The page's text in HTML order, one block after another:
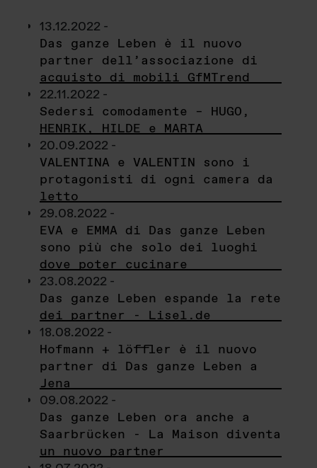
13.12.2022 -
Das ganze Leben è il nuovo
partner dell’associazione di
acquisto di mobili GfMTrend
22.11.2022 -
Sedersi comodamente – HUGO,
HENRIK, HILDE e MARTA
20.09.2022 -
VALENTINA e VALENTIN sono i
protagonisti di ogni camera da
letto
29.08.2022 -
EVA e EMMA di Das ganze Leben
sono più che solo dei luoghi
dove poter cucinare
23.08.2022 -
Das ganze Leben espande la rete
dei partner - Lisel.de
18.08.2022 -
Hofmann + löffler è il nuovo
partner di Das ganze Leben a
Jena
09.08.2022 -
Das ganze Leben ora anche a
Saarbrücken - La Maison diventa
un nuovo partner